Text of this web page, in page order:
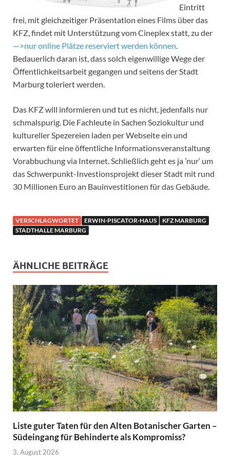
Eintritt
frei, mit gleichzeitiger Präsentation eines Films über das
KFZ, findet mit Unterstützung vom Cineplex statt, zu der
—>nur online Plätze reserviert werden können.
Bedauerlich daran ist, dass solch eigenwillige Wege der
Öffentlichkeitsarbeit gegangen und seitens der Stadt
Marburg toleriert werden.
Das KFZ will informieren und tut es nicht, jedenfalls nur
schmalspurig. Die Fachleute in Sachen Soziokultur und
kultureller Spezereien laden per Webseite ein und
erwarten für eine öffentliche Informationsveranstaltung
Vorabbuchung via Internet. Schließlich geht es ja ’nur‘ um
das Schwerpunkt-Investionsprojekt dieser Stadt mit rund
30 Millionen Euro an Bauinvestitionen für das Gebäude.
VERSCHLAGWORTET ERWIN-PISCATOR-HAUS
KFZ MARBURG
STADTHALLE MARBURG
ÄHNLICHE BEITRÄGE
Liste guter Taten für den Alten Botanischer Garten –
Südeingang für Behinderte als Kompromiss?
3. August 2026